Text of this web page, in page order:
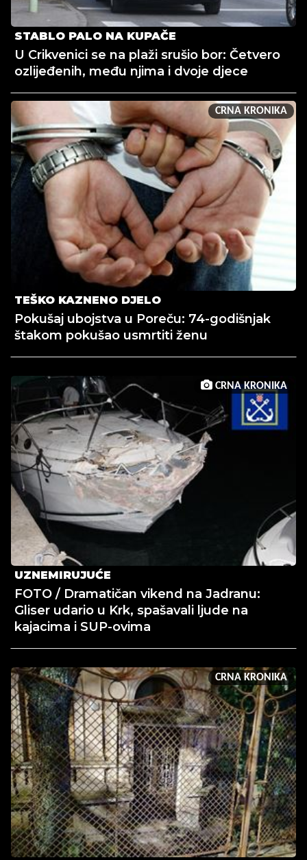
STABLO PALO NA KUPAČE
U Crikvenici se na plaži srušio bor: Četvero
ozlijeđenih, među njima i dvoje djece
CRNA KRONIKA
TEŠKO KAZNENO DJELO
Pokušaj ubojstva u Poreču: 74-godišnjak
štakom pokušao usmrtiti ženu
CRNA KRONIKA
UZNEMIRUJUĆE
FOTO / Dramatičan vikend na Jadranu:
Gliser udario u Krk, spašavali ljude na
kajacima i SUP-ovima
CRNA KRONIKA